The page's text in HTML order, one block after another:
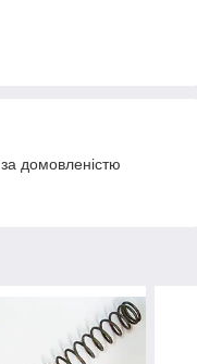
домовленістю